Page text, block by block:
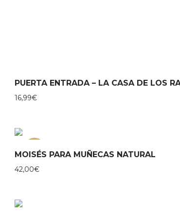
PUERTA ENTRADA – LA CASA DE LOS
16,99€
MOISÉS PARA MUÑECAS NATURAL
42,00€